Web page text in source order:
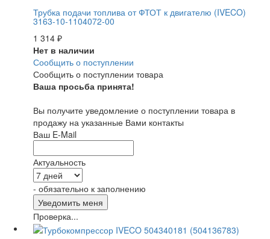
Трубка подачи топлива от ФТОТ к двигателю (IVECO)
3163-10-1104072-00
1 314 ₽
Нет в наличии
Сообщить о поступлении
Сообщить о поступлении товара
Ваша просьба принята!
Вы получите уведомление о поступлении товара в
продажу на указанные Вами контакты
Ваш E-Mail
Актуальность
- обязательно к заполнению
Проверка...